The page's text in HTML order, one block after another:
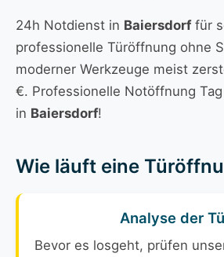
24h Notdienst in Baiersdorffür
professionelle Türöffnung ohne
moderner Werkzeuge meist
€. Professionelle Notöffnung
in Baiersdorf!
Wie läuft eine
Analyse der
Bevor es losgeht, prüfen